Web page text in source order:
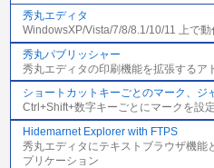
秀丸エディタ
WindowsXP/Vista/7/8/8.1/10/11 上で
秀丸パブリッシャー
秀丸エディタの印刷機能を拡張するア
ショートカットキーごとのマーク、ジ
Ctrl+Shift+数字キーごとにマークを設
Hidemarnet Explorer with FTPS
秀丸エディタにテキストブラウザ機能
プリケーション